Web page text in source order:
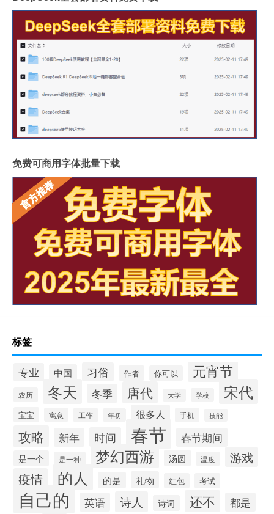
免费可商用字体批量下载
标签
专业 中国 习俗 作者 你可以 元宵节
农历 冬天 冬季 唐代 大学 学校 宋代
宝宝 寓意 工作 年初 很多人 手机 技能
攻略 新年 时间 春节 春节期间
是一个 是一种 梦幻西游 汤圆 温度 游戏
疫情 的人 的是 礼物 红包 考试
自己的 英语 诗人 诗词 还不 都是